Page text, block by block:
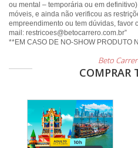
ou mental – temporária ou em
móveis, e ainda não verificou as
empreendimento ou tem dúvidas, favor
mail: restricoes@betocarrero.com.br”
Beto
COMPRAR